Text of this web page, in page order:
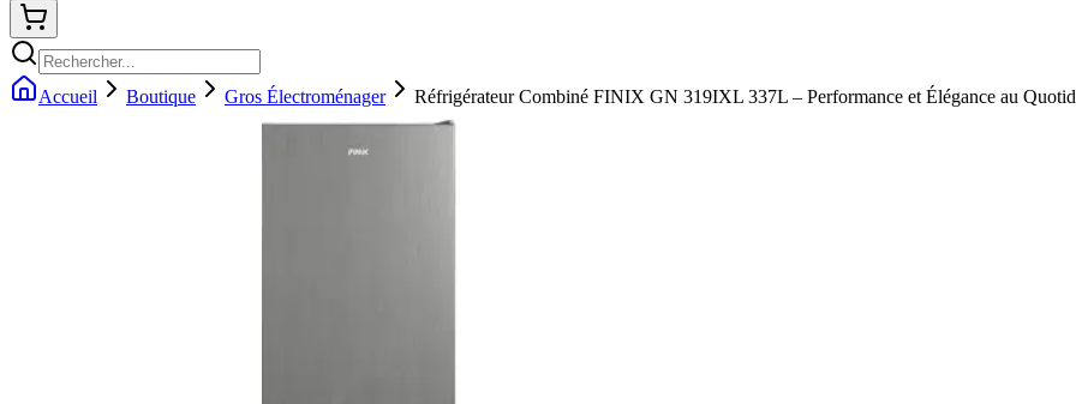
Accueil Boutique Gros Électroménager Réfrigérateur Combiné FINIX GN 319IXL 337L – Performance et Élégance au